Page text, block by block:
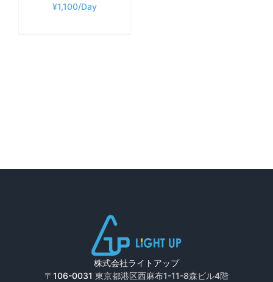
¥1,100
株式会社ライトアップ
〒106-0031 東京都港区西麻布1-11-8森ビル4階